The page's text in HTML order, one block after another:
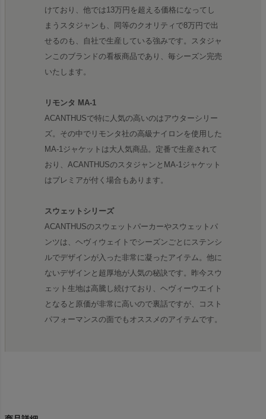
けており、他では13万円を超える価格になってし
まうスタジャンも、同等のクオリティで8万円で出
せるのも、自社で生産している強みです。スタジャ
ンこのブランドの看板商品であり、毎シーズン完売
いたします。
リモンタ MA-1
ACANTHUSで特に人気の高いのはアウターシリー
ズ。その中でリモンタ社の高級ナイロンを使用した
MA-1ジャケットは大人気商品。定番で生産されて
おり、ACANTHUSのスタジャンとMA-1ジャケット
はプレミアが付く場合もあります。
スウェットシリーズ
ACANTHUSのスウェットパーカーやスウェットパ
ンツは、ヘヴィウェイトでシーズンごとにステンシ
ルでデザインが入った非常に凝ったアイテム。他に
ないデザインと超厚地が人気の秘訣です。昨今スウ
ェット生地は高騰し続けており、ヘヴィーウエイト
となると原価が非常に高いので裏話ですが、コスト
パフォーマンスの面でもオススメのアイテムです。